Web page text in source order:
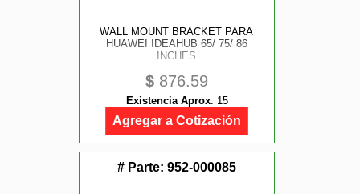
WALL MOUNT BRACKET PARA
HUAWEI IDEAHUB 65/ 75/ 86
INCHES
$ 876.59
Existencia Aprox: 15
Agregar a Cotización
# Parte: 952-000085